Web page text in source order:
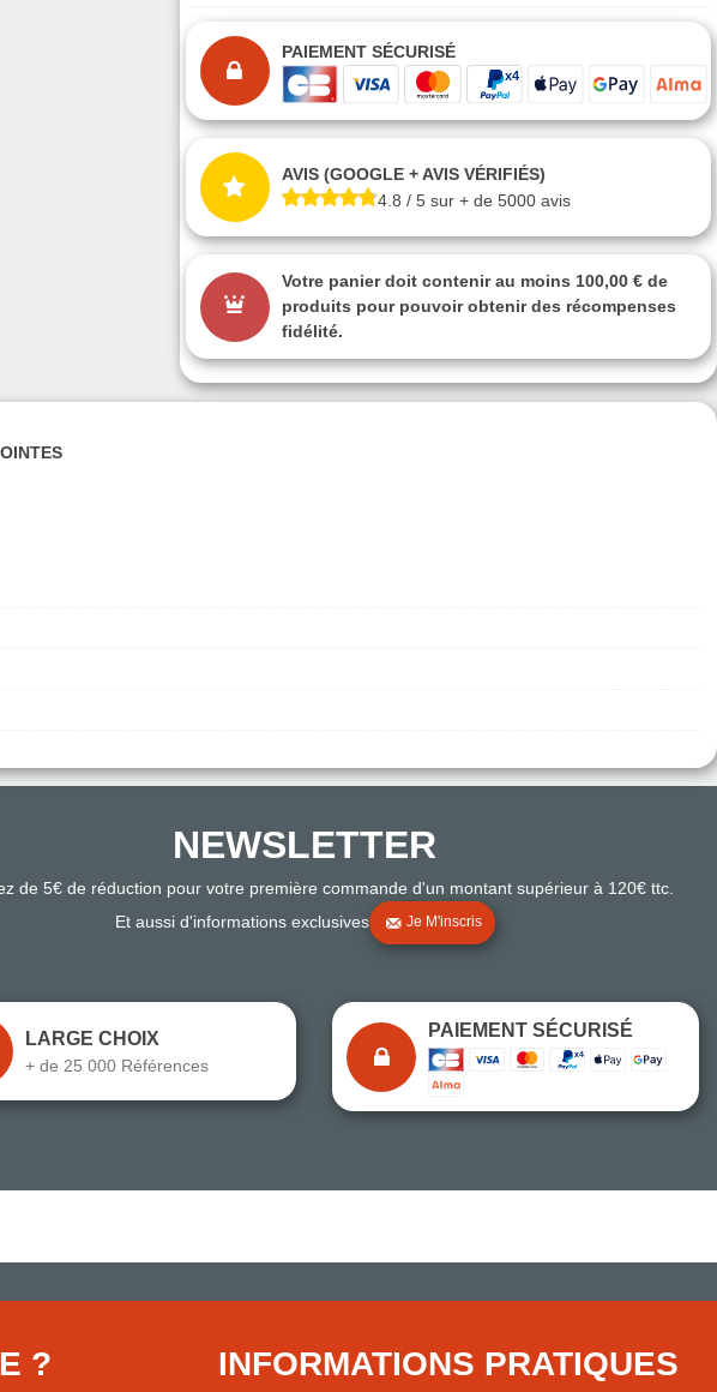
PAIEMENT SÉCURISÉ
AVIS (GOOGLE + AVIS VÉRIFIÉS)
4.8 / 5 sur + de 5000 avis
Votre panier doit contenir au moins 100,00 € de
produits pour pouvoir obtenir des récompenses
fidélité.
● Exceptionnel
● Exceptionnel
NEWSLETTER
de 5€ de réduction pour votre première commande d'un montant supérieur à 120€ ttc.
Et aussi d'informations exclusives
Je M'inscris
LARGE CHOIX
+ de 25 000 Références
PAIEMENT SÉCURISÉ
? INFORMATIONS PRATIQUES